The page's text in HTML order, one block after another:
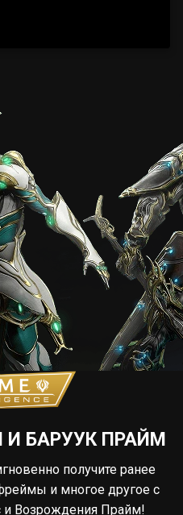
И БАРУУК ПРАЙМ
получите ранее
и многое другое с
Возрождения Прайм!